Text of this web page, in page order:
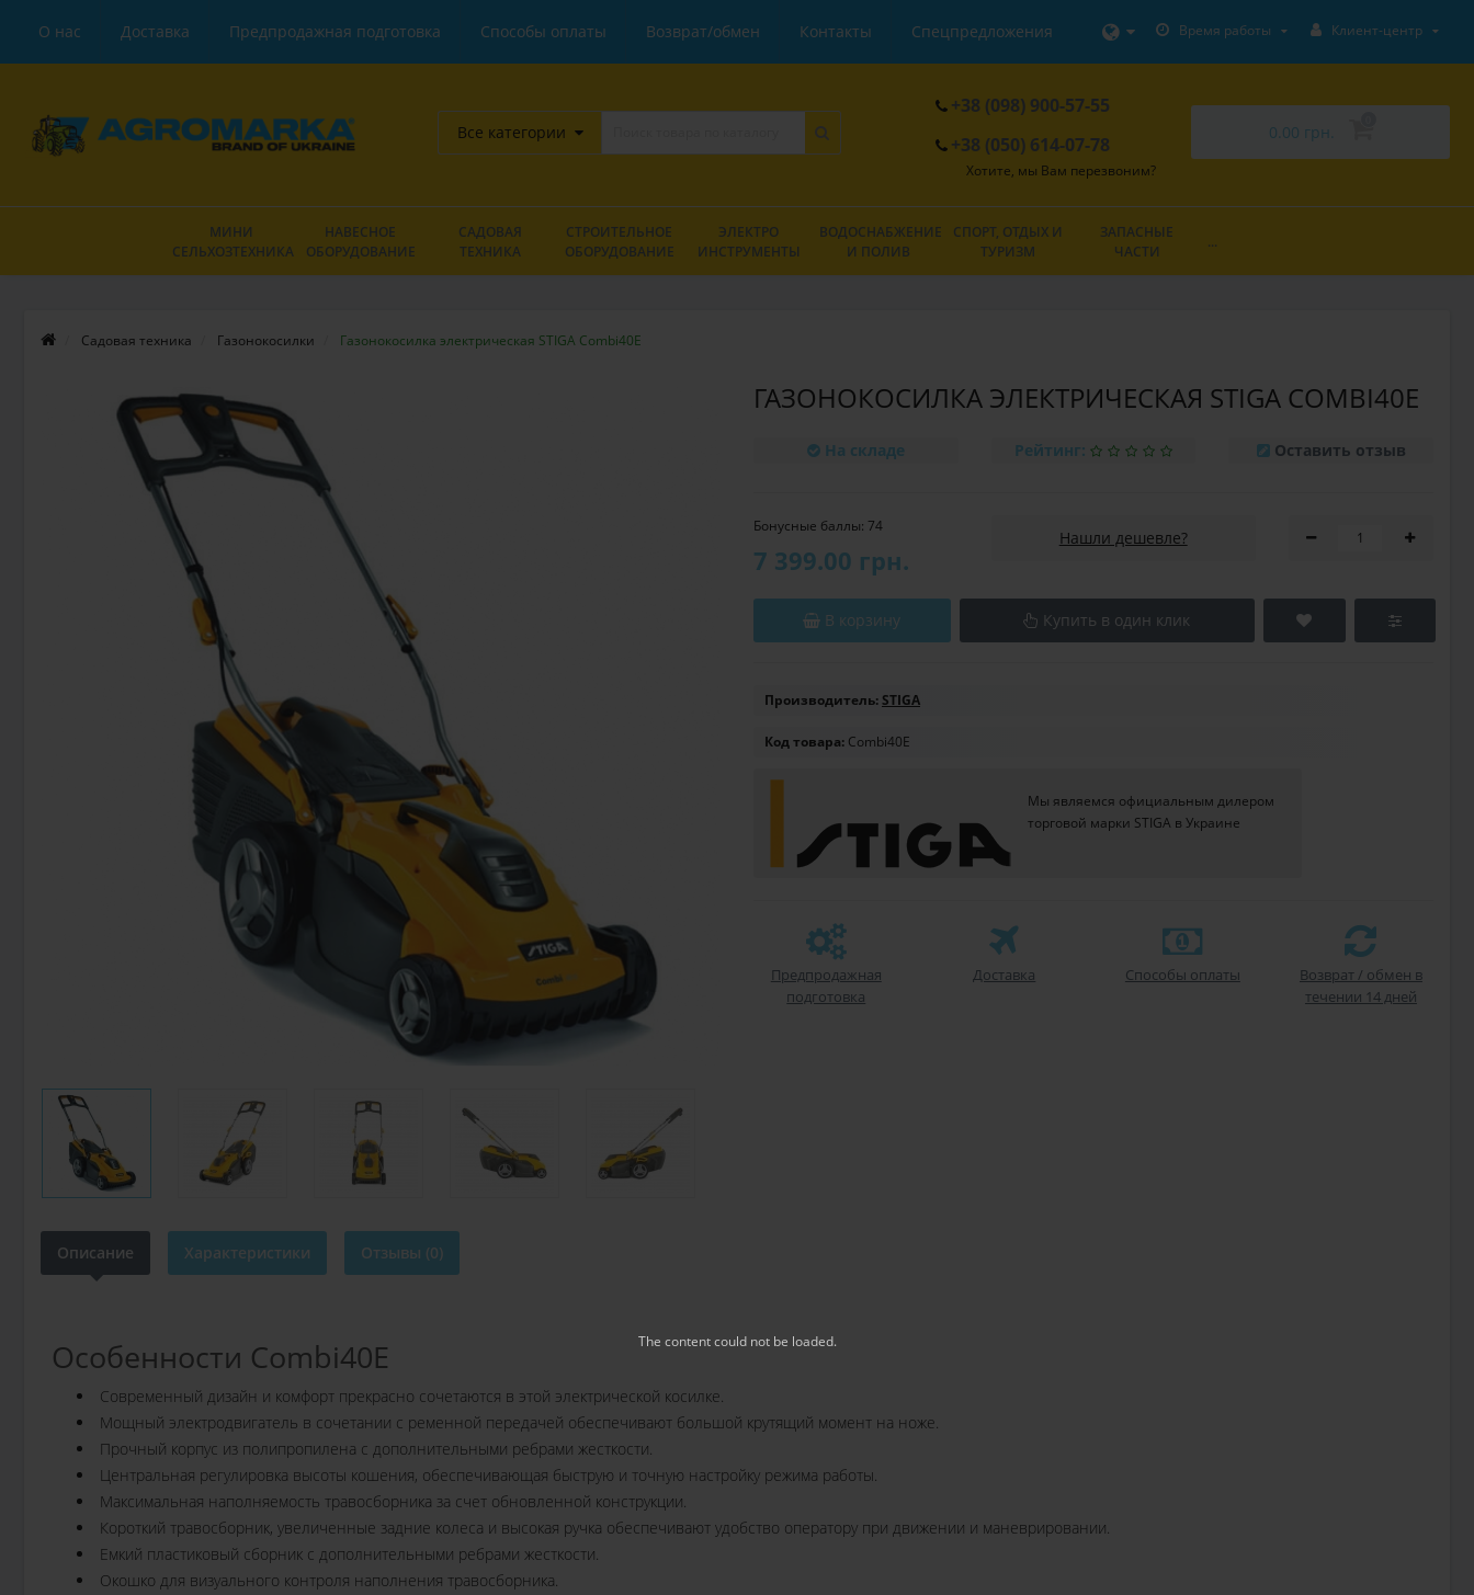
The contentcould not be loaded.
О нас Доставка Предпродажная подготовка Способы оплаты Возврат/обмен Контакты Спецпредложения Время работы Клиент-центр
Все категории
+38 (098) 900-57-55
+38 (050) 614-07-78
Хотите, мы Вам перезвоним?
0.00 грн.
МИНИ
СЕЛЬХОЗТЕХНИКА
НАВЕСНОЕ
ОБОРУДОВАНИЕ
САДОВАЯ
ТЕХНИКА
СТРОИТЕЛЬНОЕ
ОБОРУДОВАНИЕ
ЭЛЕКТРО
ИНСТРУМЕНТЫ
ВОДОСНАБЖЕНИЕ
И ПОЛИВ
СПОРТ, ОТДЫХ И
ТУРИЗМ
ЗАПАСНЫЕ
ЧАСТИ
...
Садовая техника Газонокосилки Газонокосилка электрическая STIGA Combi40E
ГАЗОНОКОСИЛКА ЭЛЕКТРИЧЕСКАЯ STIGA COMBI40E
На складе Рейтинг: Оставить отзыв
Бонусные баллы: 74
7 399.00 грн.
Нашли дешевле?
В корзину Купить в один клик
Производитель: STIGA
Код товара: Combi40E
Мы являемся официальным дилером
торговой марки STIGA в Украине
Предпродажная
подготовка
Доставка Способы оплаты
Возврат / обмен в
течении 14 дней
Описание Характеристики Отзывы (0)
Особенности Combi40E
Современный дизайн и комфорт прекрасно сочетаются в этой электрической косилке.
Мощный электродвигатель в сочетании с ременной передачей обеспечивают большой крутящий момент на ноже.
Прочный корпус из полипропилена с дополнительными ребрами жесткости.
Центральная регулировка высоты кошения, обеспечивающая быструю и точную настройку режима работы.
Максимальная наполняемость травосборника за счет обновленной конструкции.
Короткий травосборник, увеличенные задние колеса и высокая ручка обеспечивают удобство оператору при движении и маневрировании.
Емкий пластиковый сборник с дополнительными ребрами жесткости.
Окошко для визуального контроля наполнения травосборника.